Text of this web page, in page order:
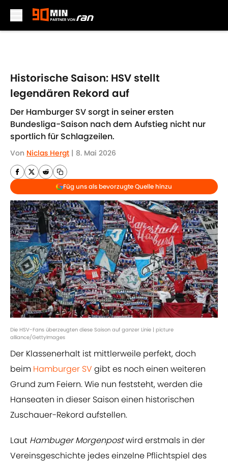
Historische Saison: HSV stellt
legendären Rekord auf
Der Hamburger SV sorgt in seiner ersten
Bundesliga-Saison nach dem Aufstieg nicht nur
sportlich für Schlagzeilen.
Von Niclas Hergt | 8. Mai 2026
Füg uns als bevorzugte Quelle hinzu
Die HSV-Fans überzeugten diese Saison auf ganzer Linie | picture
alliance/GettyImages
Der Klassenerhalt ist mittlerweile perfekt, doch
beim Hamburger SV gibt es noch einen weiteren
Grund zum Feiern. Wie nun feststeht, werden die
Hanseaten in dieser Saison einen historischen
Zuschauer-Rekord aufstellen.
Laut Hambuger Morgenpostwird erstmals in der
Vereinsgeschichte jedes einzelne Pflichtspiel des